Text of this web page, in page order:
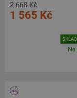
2 668 Kč
1 565 Kč
Na